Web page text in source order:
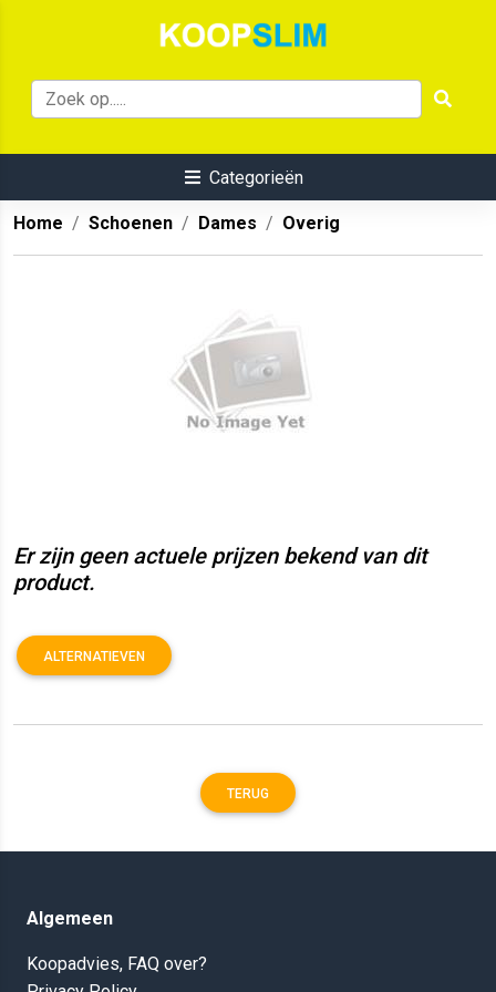
Categorieën
Home Schoenen Dames Overig
Er zijn geen actuele prijzen bekend van dit
product.
ALTERNATIEVEN
TERUG
Algemeen
Koopadvies, FAQ over?